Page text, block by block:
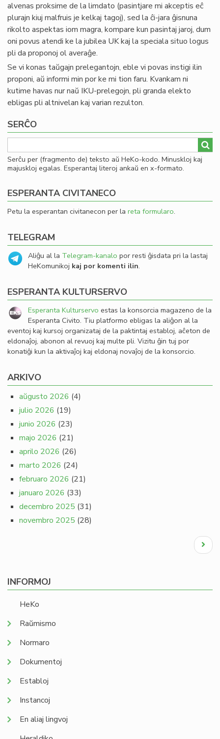
alvenas proksime de la limdato (pasintjare mi akceptis eĉ
plurajn kiuj malfruis je kelkaj tagoj), sed la ĉi-jara ĝisnuna
rikolto aspektas iom magra, kompare kun pasintaj jaroj, dum
oni povus atendi ke la jubilea UK kaj la speciala situo logus
pli da proponoj ol averaĝe.
Se vi konas taŭgajn prelegantojn, eble vi povas instigi ilin
proponi, aŭ informi min por ke mi tion faru. Kvankam ni
kutime havas nur naŭ IKU-prelegojn, pli granda elekto
ebligas pli altnivelan kaj varian rezulton.
SERĈO
Serĉu per (fragmento de) teksto aŭ HeKo-kodo. Minuskloj kaj
majuskloj egalas. Esperantaj literoj ankaŭ en x-formato.
ESPERANTA CIVITANECO
Petu la esperantan civitanecon per la reta formularo.
TELEGRAM
Aliĝu al la Telegram-kanalo por resti ĝisdata pri la lastaj
HeKomunikoj kaj por komenti ilin.
ESPERANTA KULTURSERVO
Esperanta Kulturservo estas la konsorcia magazeno de la
Esperanta Civito. Tiu platformo ebligas la aliĝon al la
eventoj kaj kursoj organizataj de la paktintaj establoj, aĉeton de
eldonaĵoj, abonon al revuoj kaj multe pli. Vizitu ĝin tuj por
konatiĝi kun la aktivaĵoj kaj eldonaj novaĵoj de la konsorcio.
ARKIVO
aŭgusto 2026 (4)
julio 2026 (19)
junio 2026 (23)
majo 2026 (21)
aprilo 2026 (26)
marto 2026 (24)
februaro 2026 (21)
januaro 2026 (33)
decembro 2025 (31)
novembro 2025 (28)
Next
page
INFORMOJ
HeKo
Raŭmismo
Normaro
Dokumentoj
Establoj
Instancoj
En aliaj lingvoj